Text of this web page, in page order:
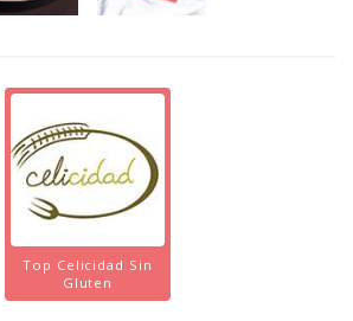
Top Celicidad Sin
Gluten